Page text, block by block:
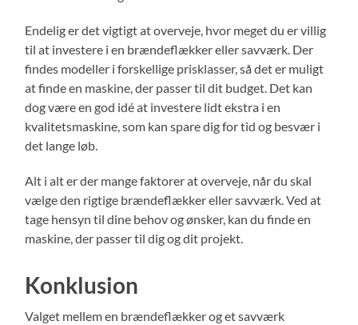
Endelig er det vigtigt at overveje, hvor meget du er villig
til at investere i en brændeflækker eller savværk. Der
findes modeller i forskellige prisklasser, så det er muligt
at finde en maskine, der passer til dit budget. Det kan
dog være en god idé at investere lidt ekstra i en
kvalitetsmaskine, som kan spare dig for tid og besvær i
det lange løb.
Alt i alt er der mange faktorer at overveje, når du skal
vælge den rigtige brændeflækker eller savværk. Ved at
tage hensyn til dine behov og ønsker, kan du finde en
maskine, der passer til dig og dit projekt.
Konklusion
Valget mellem en brændeflækker og et savværk